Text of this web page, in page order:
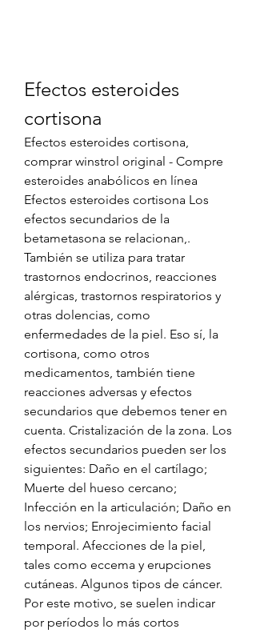
Efectos esteroides
cortisona
Efectos esteroides cortisona,
comprar winstrol original - Compre
esteroides anabólicos en línea
Efectos esteroides cortisona Los
efectos secundarios de la
betametasona se relacionan,.
También se utiliza para tratar
trastornos endocrinos, reacciones
alérgicas, trastornos respiratorios y
otras dolencias, como
enfermedades de la piel. Eso sí, la
cortisona, como otros
medicamentos, también tiene
reacciones adversas y efectos
secundarios que debemos tener en
cuenta. Cristalización de la zona. Los
efectos secundarios pueden ser los
siguientes: Daño en el cartílago;
Muerte del hueso cercano;
Infección en la articulación; Daño en
los nervios; Enrojecimiento facial
temporal. Afecciones de la piel,
tales como eccema y erupciones
cutáneas. Algunos tipos de cáncer.
Por este motivo, se suelen indicar
por períodos lo más cortos